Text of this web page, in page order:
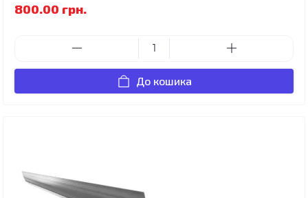
800.00 грн.
До кошика